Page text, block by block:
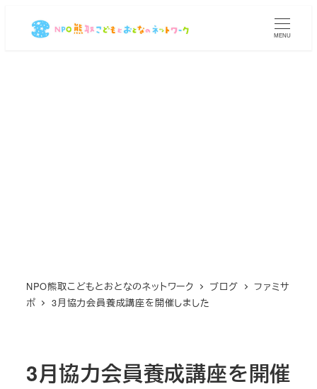
MENU
NPO熊取こどもとおとなのネットワーク ブログ
ファミサ
ポ
3月協力会員養成講座を開催しました
3月協力会員養成講座を開催